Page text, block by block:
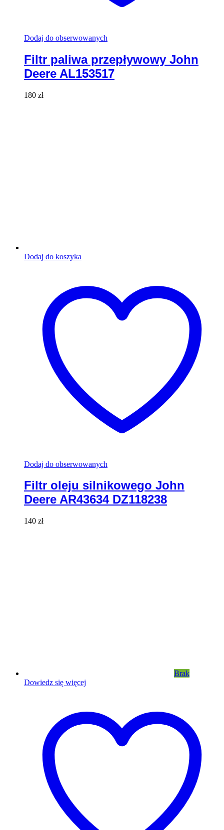
Dodaj do obserwowanych
Filtr paliwa przepływowy John
Deere AL153517
180 zł
Dodaj do koszyka
Dodaj do obserwowanych
Filtr oleju silnikowego John
Deere AR43634 DZ118238
140 zł
Brak
Dowiedz się więcej